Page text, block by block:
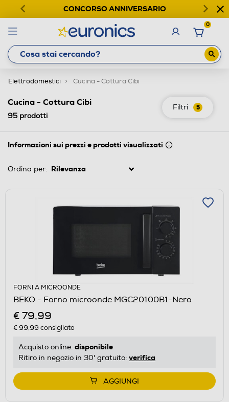
CONCORSO ANNIVERSARIO
0
Elettrodomestici Cucina - Cottura Cibi
Filtri 5
Cucina - Cottura Cibi
95 prodotti
Informazioni sui prezzi e prodotti visualizzati
Ordina per:
FORNI A MICROONDE
BEKO - Forno microonde MGC20100B1-Nero
€ 79,99
€ 99,99 consigliato
Acquisto online: disponibile
Ritiro in negozio in 30' gratuito: verifica
AGGIUNGI